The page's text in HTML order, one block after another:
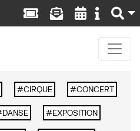
CIRQUE CONCERT
DANSE EXPOSITION